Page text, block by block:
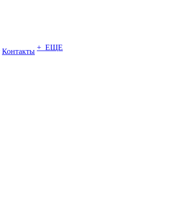
Контакты + ЕЩЕ